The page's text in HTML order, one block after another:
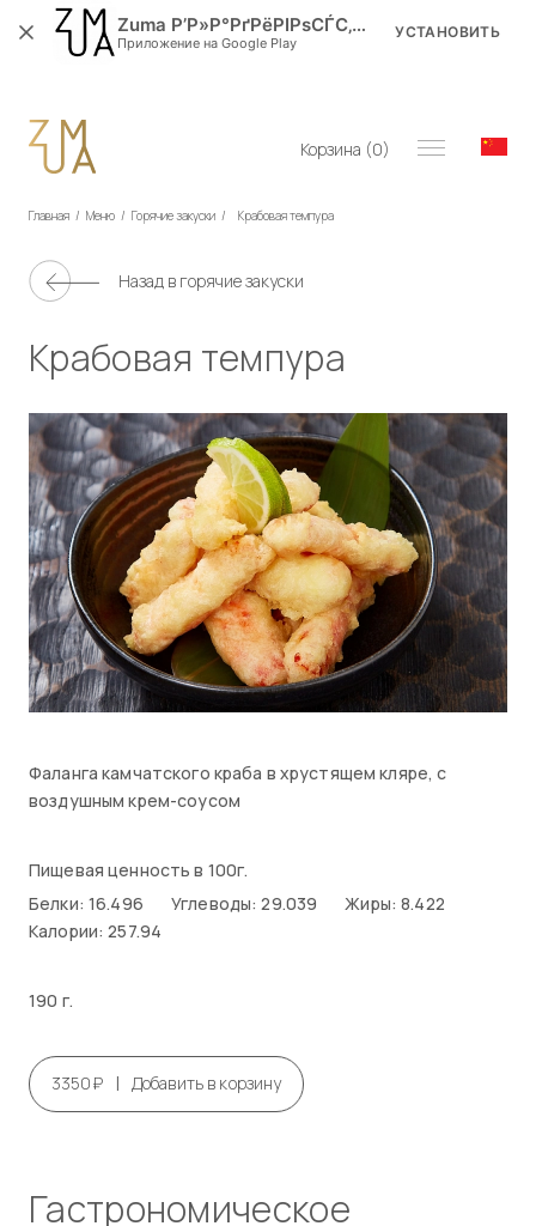
Корзина (0)
Главная / Меню / Горячие закуски / Крабовая темпура
Назад в горячие закуски
Крабовая темпура
Фаланга камчатского краба в хрустящем кляре, с
воздушным крем-соусом
Пищевая ценность в 100г.
Белки: 16.496
Углеводы: 29.039
Жиры: 8.422
Калории: 257.94
190 г.
3350₽ | Добавить в корзину
Гастрономическое
Zuma Р’Р»Р°РґРёРІРѕСЃС‚РѕРє
Приложение на Google Play
УСТАНОВИТЬ